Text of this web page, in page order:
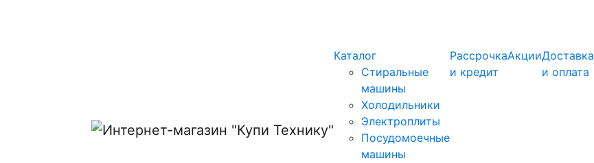
Каталог
Стиральные
машины
Холодильники
Электроплиты
Посудомоечные
машины
Рассрочка
и кредит
АкцииДоставка
и оплата